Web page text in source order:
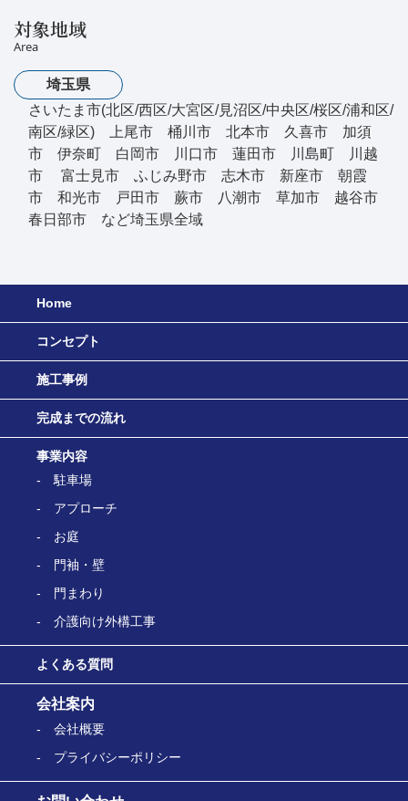
対象地域
Area
埼玉県
さいたま市(北区/西区/大宮区/見沼区/中央区/桜区/浦和区/
南区/緑区) 上尾市 桶川市 北本市 久喜市 加須
市 伊奈町 白岡市 川口市 蓮田市 川島町 川越
市 富士見市 ふじみ野市 志木市 新座市 朝霞
市 和光市 戸田市 蕨市 八潮市 草加市 越谷市
春日部市 など埼玉県全域
Home
コンセプト
施工事例
完成までの流れ
事業内容
駐車場
アプローチ
お庭
門袖・壁
門まわり
介護向け外構工事
よくある質問
会社案内
会社概要
プライバシーポリシー